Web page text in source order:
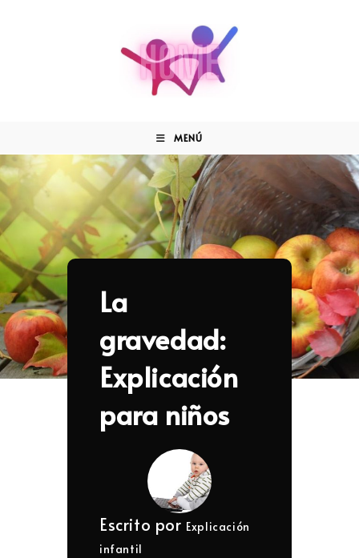
MENÚ
La
gravedad:
Explicación
para niños
Escrito por Explicación
infantil